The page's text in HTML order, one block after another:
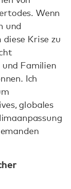
Wenn
und
diese Krise zu
und Familien
Ich
globales